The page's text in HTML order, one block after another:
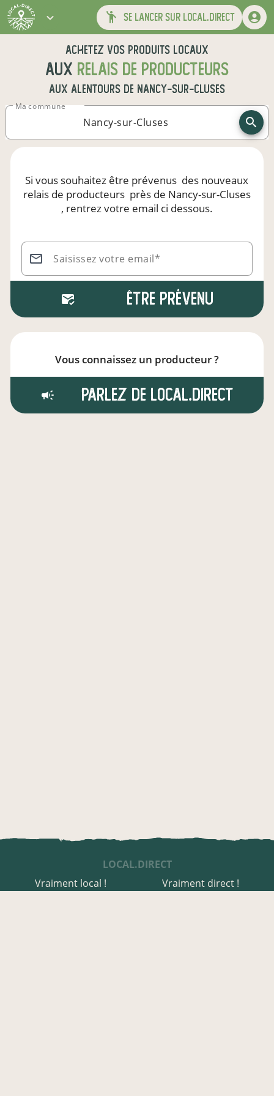
se lancer sur local.direct
Achetez vos produits locaux
aux relais de producteurs
aux alentours de Nancy-sur-Cluses
Ma commune
Si vous souhaitez être prévenus des nouveaux
relais de producteurs près de Nancy-sur-Cluses
, rentrez votre email ci dessous.
Saisissez votre email*
Être prévenu
Vous connaissez un producteur ?
Parlez de local.direct
LOCAL.DIRECT
Vraiment local !
Vraiment direct !